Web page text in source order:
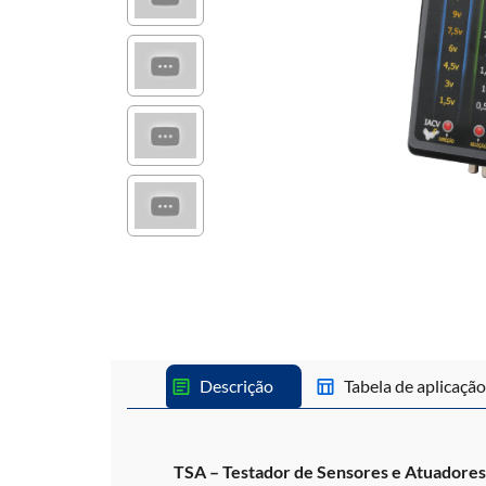
Descrição Tabela de aplicação
TSA – Testador de Sensores e